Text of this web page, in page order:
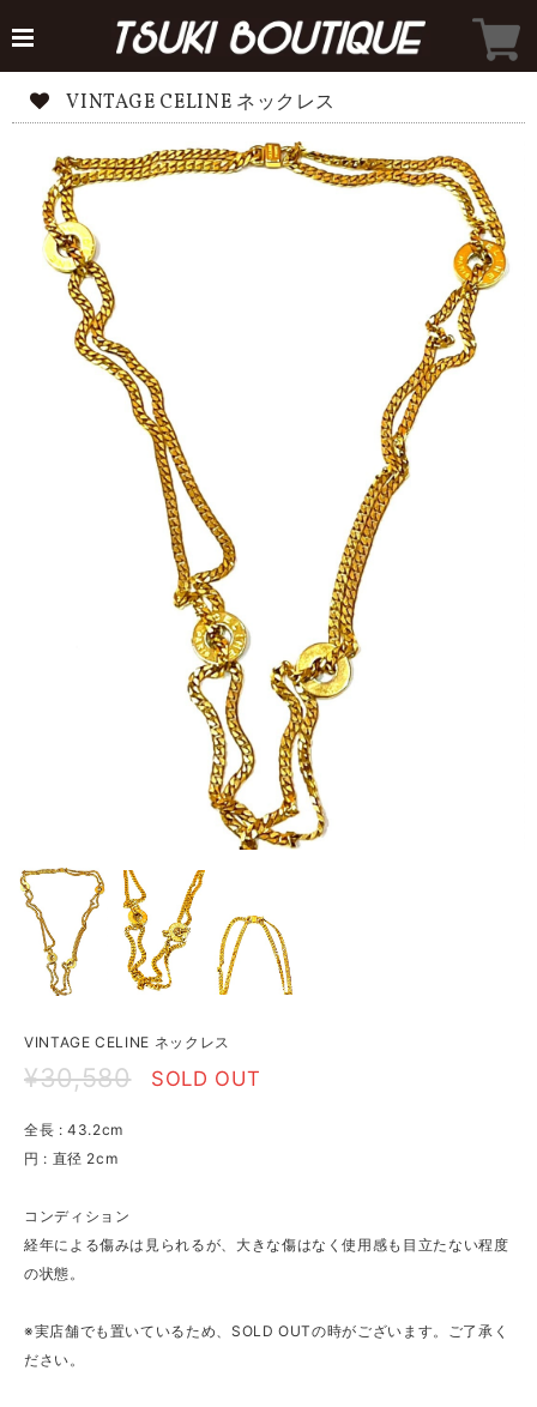
VINTAGE CELINE ネックレス
VINTAGE CELINE ネックレス
¥30,580 SOLD OUT
全長 : 43.2cm
円 : 直径 2cm
コンディション
経年による傷みは見られるが、大きな傷はなく使用感も目立たない程度
の状態。
※実店舗でも置いているため、SOLD OUTの時がございます。ご了承く
ださい。